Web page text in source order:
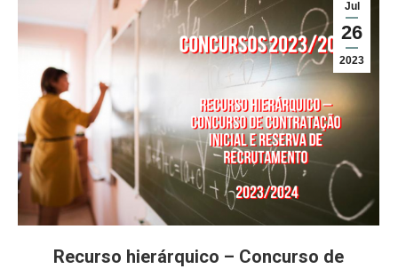
Jul
26
2023
Recurso hierárquico – Concurso de